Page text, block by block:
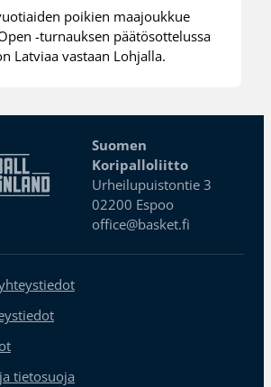
poikien maajoukkue
-turnauksen päätösottelussa
Latviaa vastaan Lohjalla.
Suomen
Koripalloliitto
Urheilupuistontie 3
02200 Espoo
office@basket.fi
tietosuoja